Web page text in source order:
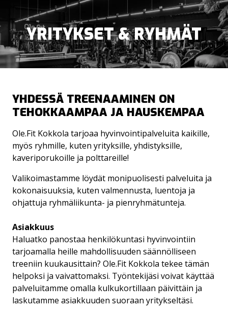
YRITYKSET & RYHMÄT
YHDESSÄ TREENAAMINEN ON
TEHOKKAAMPAA JA HAUSKEMPAA
Ole.Fit Kokkola tarjoaa hyvinvointipalveluita kaikille,
myös ryhmille, kuten yrityksille, yhdistyksille,
kaveriporukoille ja polttareille!
Valikoimastamme löydät monipuolisesti palveluita ja
kokonaisuuksia, kuten valmennusta, luentoja ja
ohjattuja ryhmäliikunta- ja pienryhmätunteja.
Asiakkuus
Haluatko panostaa henkilökuntasi hyvinvointiin
tarjoamalla heille mahdollisuuden säännölliseen
treeniin kuukausittain? Ole.Fit Kokkola tekee tämän
helpoksi ja vaivattomaksi. Työntekijäsi voivat käyttää
palveluitamme omalla kulkukortillaan päivittäin ja
laskutamme asiakkuuden suoraan yritykseltäsi.
KUNTOSALI
EGYM
AJANVARAUS
RYHMÄLIIKUNTAKALENTERI
PERSONAL TRAINING
SAUNAT
X-TONE™
HIERONTA
HIERONTATUOLI